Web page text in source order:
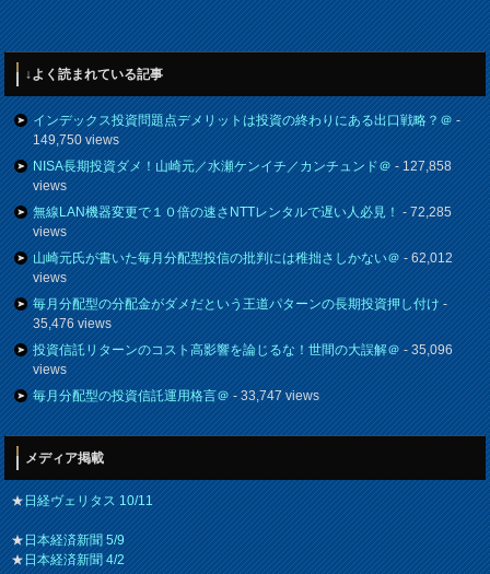
↓よく読まれている記事
インデックス投資問題点デメリットは投資の終わりにある出口戦略？＠-
149,750 views
NISA長期投資ダメ！山崎元／水瀬ケンイチ／カンチュンド＠- 127,858
views
無線LAN機器変更で１０倍の速さNTTレンタルで遅い人必見！- 72,285
views
山崎元氏が書いた毎月分配型投信の批判には稚拙さしかない＠- 62,012
views
毎月分配型の分配金がダメだという王道パターンの長期投資押し付け-
35,476 views
投資信託リターンのコスト高影響を論じるな！世間の大誤解＠- 35,096
views
毎月分配型の投資信託運用格言＠- 33,747 views
メディア掲載
★日経ヴェリタス 10/11
★日本経済新聞 5/9
★日本経済新聞 4/2